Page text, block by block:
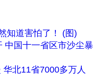
知道害怕了！ (图)
国十一省区市沙尘暴
北11省7000多万人